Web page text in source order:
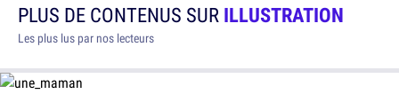
PLUS DE CONTENUS SURILLUSTRATION
Les plus lus par nos lecteurs